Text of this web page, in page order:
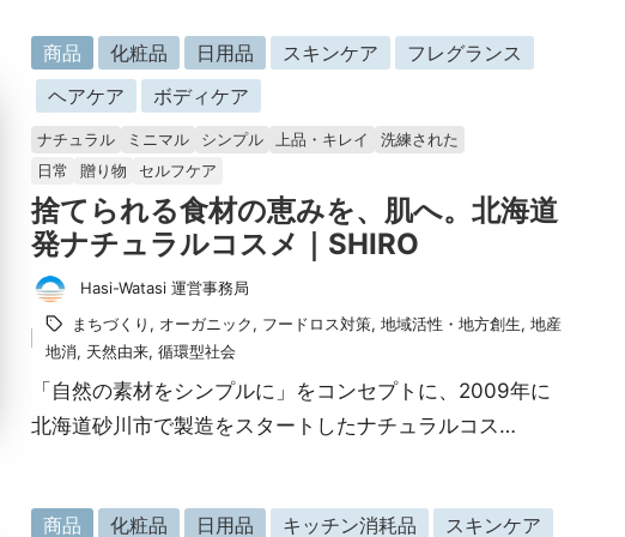
に
掲
載
済
み
商品 化粧品 日用品 スキンケア
フレグランス
ヘアケア
ボディケア
ナチュラル ミニマル シンプル 上品・キレイ
洗練された
日常
贈り物 セルフケア
捨てられる食材の恵みを、肌へ。北海道
発ナチュラルコスメ｜SHIRO
投
稿
Hasi-Watasi 運営事務局
タ
グ： まちづくり , オーガニック, フードロス対策, 地域活性・地方創生, 地産
地消, 天然由来, 循環型社会
「自然の素材をシンプルに」をコンセプトに、2009年に
北海道砂川市で製造をスタートしたナチュラルコス…
に商品 化粧品 日用品 キッチン消耗品 スキンケア